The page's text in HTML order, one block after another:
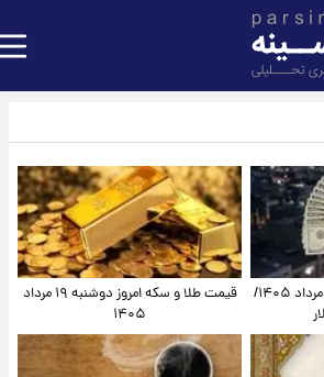
قیمت دلار امروز دوشنبه ۱۹ مرداد ۱۴۰۵/
قیمت طلا و سکه امروز دوشنبه ۱۹ مرداد
۱۴۰۵